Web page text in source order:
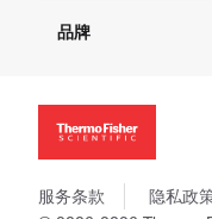
社交媒体
招聘
新闻
社会责任
商标
政策和通知
品牌
Applied Biosystems
Ion Torrent
服务条款 隐私政